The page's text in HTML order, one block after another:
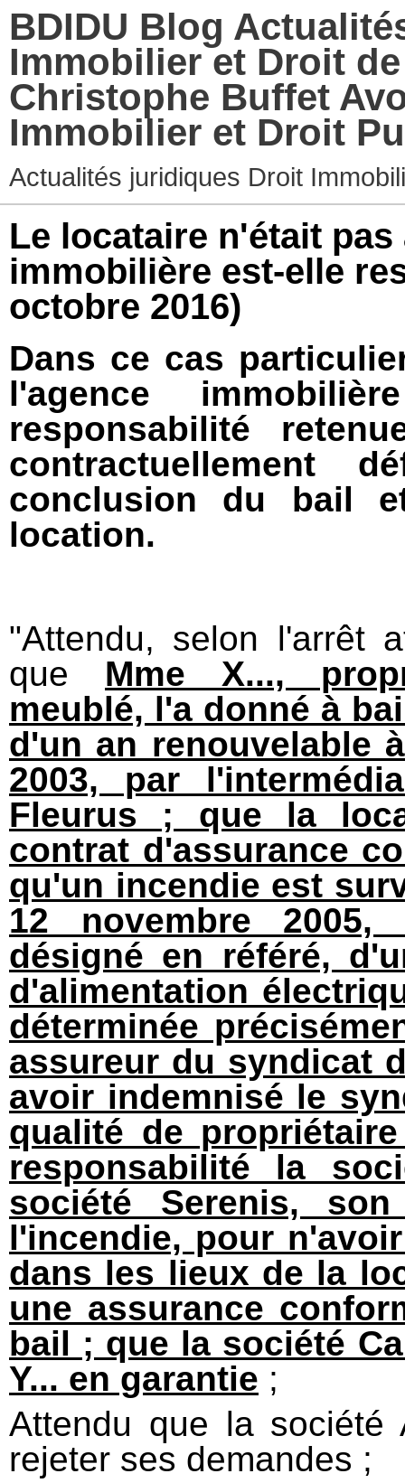
BDIDU Blog
Immobilier et Droit
Christophe Buffet
Immobilier et Droit
Actualités juridiques Droit
Le locataire n'était
immobilière est-elle
octobre 2016)
Dans ce cas
l'agence
responsabilité
contractuellement
conclusion du bail
location.
"Attendu, selon l'arrêt
que Mme X...,
meublé, l'a donné à
d'un an renouvelable
2003, par
Fleurus ; que la
contrat d'assurance
qu'un incendie est
12 novembre
désigné en référé,
d'alimentation
déterminée
assureur du syndicat
avoir indemnisé le
qualité de
responsabilité la
société Serenis,
l'incendie, pour
dans les lieux de la
une assurance
bail ; que la société
Y... en garantie ;
Attendu que la
rejeter ses demandes ;